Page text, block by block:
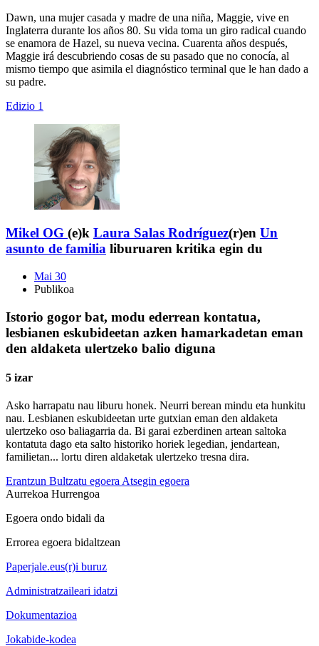
Dawn, una mujer casada y madre de una niña, Maggie, vive en
Inglaterra durante los años 80. Su vida toma un giro radical cuando
se enamora de Hazel, su nueva vecina. Cuarenta años después,
Maggie irá descubriendo cosas de su pasado que no conocía, al
mismo tiempo que asimila el diagnóstico terminal que le han dado a
su padre.
Edizio 1
Mikel OG (e)k Laura Salas Rodríguez(r)en Un
asunto de familia liburuaren kritika egin du
Mai 30
Publikoa
Istorio gogor bat, modu ederrean kontatua,
lesbianen eskubideetan azken hamarkadetan eman
den aldaketa ulertzeko balio diguna
5 izar
Asko harrapatu nau liburu honek. Neurri berean mindu eta hunkitu
nau. Lesbianen eskubideetan urte gutxian eman den aldaketa
ulertzeko oso baliagarria da. Bi garai ezberdinen artean saltoka
kontatuta dago eta salto historiko horiek legedian, jendartean,
familietan... lortu diren aldaketak ulertzeko tresna dira.
Erantzun Bultzatu egoera Atsegin egoera
Aurrekoa Hurrengoa
Egoera ondo bidali da
Errorea egoera bidaltzean
Paperjale.eus(r)i buruz
Administratzaileari idatzi
Dokumentazioa
Jokabide-kodea